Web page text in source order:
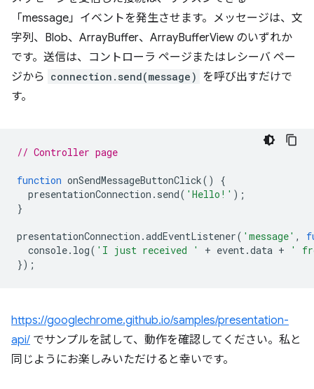
「message」イベントを発生させます。メッセージは、文
字列、Blob、ArrayBuffer、ArrayBufferView のいずれか
です。送信は、コントローラ ページまたはレシーバ ペー
ジから connection.send(message) を呼び出すだけで
す。
// Controller page
function onSendMessageButtonClick()
{
presentationConnection . send( 'Hello!' );
}
presentationConnection .addEventListener( 'message' ,
console. log( 'I just received ' + event.data +
'
});
https://googlechrome.github.io/samples/presentation-
api/ でサンプルを試して、動作を確認してください。私と
同じようにお楽しみいただけると幸いです。